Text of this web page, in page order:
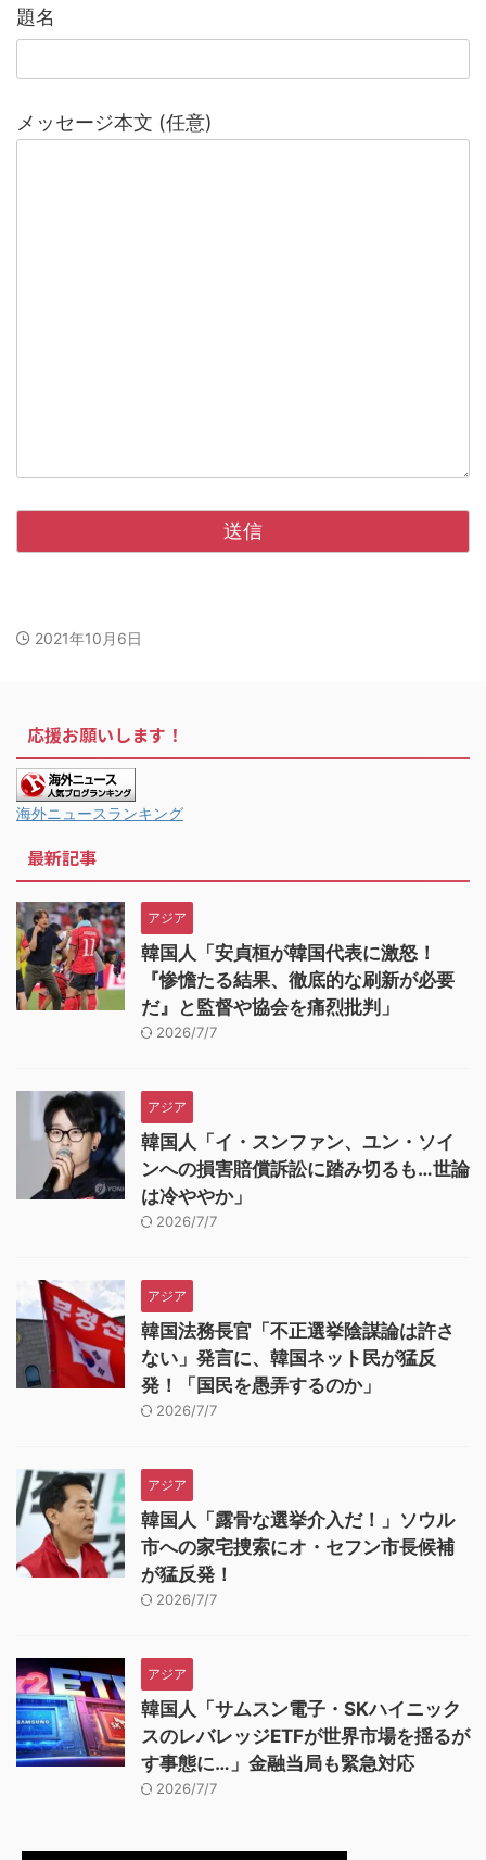
題名
メッセージ本文 (任意)
2021年10月6日
応援お願いします！
海外ニュースランキング
最新記事
アジア
韓国人「安貞桓が韓国代表に激怒！
『惨憺たる結果、徹底的な刷新が必要
だ』と監督や協会を痛烈批判」
2026/7/7
アジア
韓国人「イ・スンファン、ユン・ソイ
ンへの損害賠償訴訟に踏み切るも…世論
は冷ややか」
2026/7/7
アジア
韓国法務長官「不正選挙陰謀論は許さ
ない」発言に、韓国ネット民が猛反
発！「国民を愚弄するのか」
2026/7/7
アジア
韓国人「露骨な選挙介入だ！」ソウル
市への家宅捜索にオ・セフン市長候補
が猛反発！
2026/7/7
アジア
韓国人「サムスン電子・SKハイニック
スのレバレッジETFが世界市場を揺るが
す事態に…」金融当局も緊急対応
2026/7/7